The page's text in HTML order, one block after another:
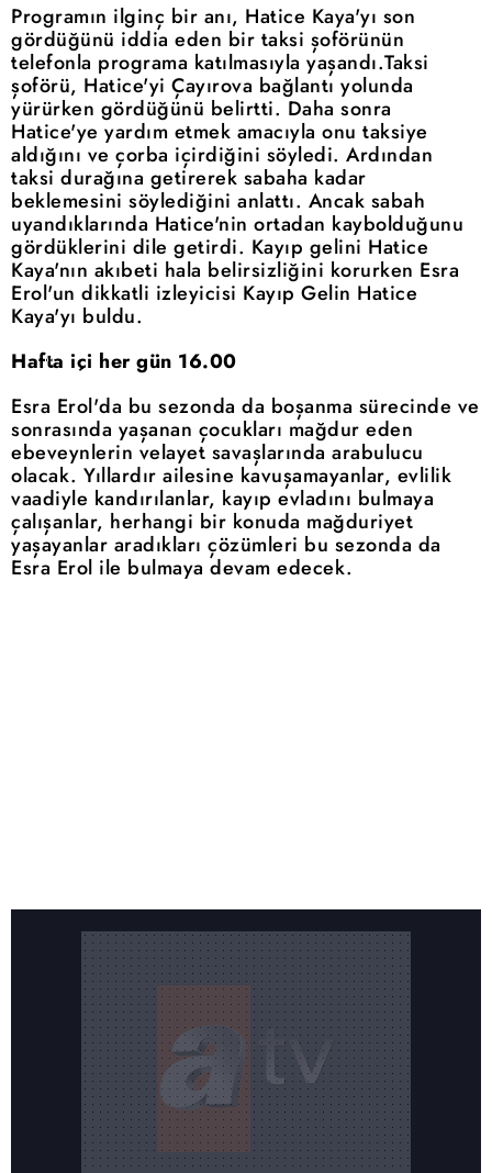
Programın ilginç bir anı, Hatice Kaya'yı son
gördüğünü iddia eden bir taksi şoförünün
telefonla programa katılmasıyla yaşandı.Taksi
şoförü, Hatice'yi Çayırova bağlantı yolunda
yürürken gördüğünü belirtti. Daha sonra
Hatice'ye yardım etmek amacıyla onu taksiye
aldığını ve çorba içirdiğini söyledi. Ardından
taksi durağına getirerek sabaha kadar
beklemesini söylediğini anlattı. Ancak sabah
uyandıklarında Hatice'nin ortadan kaybolduğunu
gördüklerini dile getirdi. Kayıp gelini Hatice
Kaya'nın akıbeti hala belirsizliğini korurken Esra
Erol'un dikkatli izleyicisi Kayıp Gelin Hatice
Kaya'yı buldu.
Hafta içi her gün 16.00
Esra Erol'da bu sezonda da boşanma sürecinde ve
sonrasında yaşanan çocukları mağdur eden
ebeveynlerin velayet savaşlarında arabulucu
olacak. Yıllardır ailesine kavuşamayanlar, evlilik
vaadiyle kandırılanlar, kayıp evladını bulmaya
çalışanlar, herhangi bir konuda mağduriyet
yaşayanlar aradıkları çözümleri bu sezonda da
Esra Erol ile bulmaya devam edecek.